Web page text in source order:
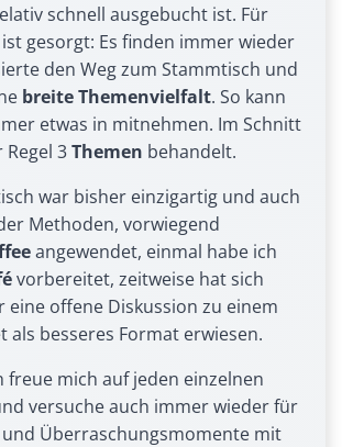
schnell ausgebucht ist. Für
gesorgt: Es finden immer wieder
den Weg zum Stammtisch und
breite Themenvielfalt. So kann
etwas in mitnehmen. Im Schnitt
3Themen behandelt.
war bisher einzigartig und auch
Methoden, vorwiegend
angewendet, einmal habe ich
vorbereitet, zeitweise hat sich
eine offene Diskussion zu einem
als besseres Format erwiesen.
freue mich auf jeden einzelnen
versuche auch immer wieder für
Überraschungsmomente mit